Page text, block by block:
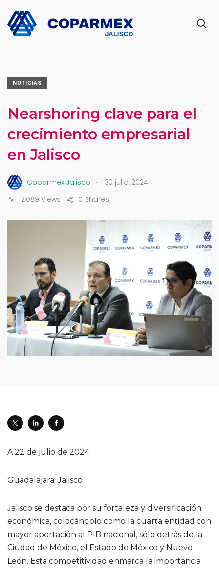
NOTICIAS
Nearshoring clave para el
crecimiento empresarial
en Jalisco
Coparmex Jalisco .
30 julio, 2024
2,089 Views
Shares
0
A 22 de julio de 2024
Guadalajara; Jalisco
Jalisco se destaca por su fortaleza y diversificación
económica, colocándolo como la cuarta entidad con
mayor aportación al PIB nacional, sólo detrás de la
Ciudad de México, el Estado de México y Nuevo
León. Esta competitividad enmarca la importancia